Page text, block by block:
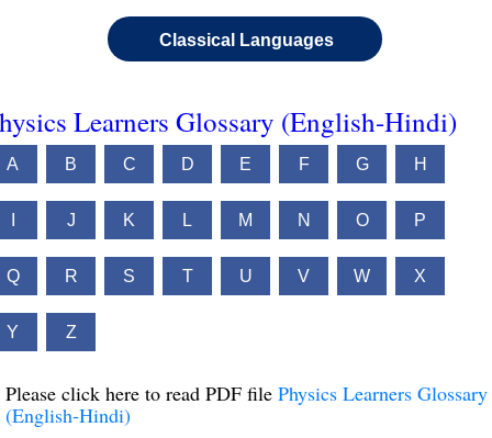
Classical Languages
Learners Glossary (English-Hindi)
A B C D E F G H
J K L M N O P
Q R S T U V W X
Y Z
Please click here to read PDF file Physics Learners Glossary
(English-Hindi)